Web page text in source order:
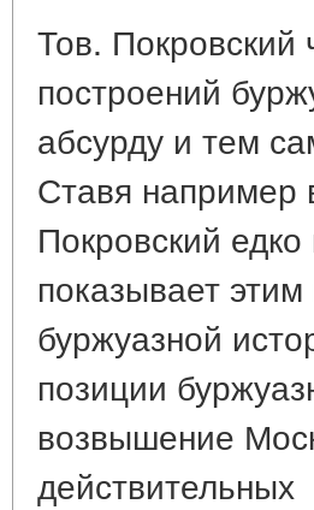
Тов. Покровский
построений
абсурду и тем
Ставя
Покровский
показывает
буржуазной
позиции
возвышение
действительных